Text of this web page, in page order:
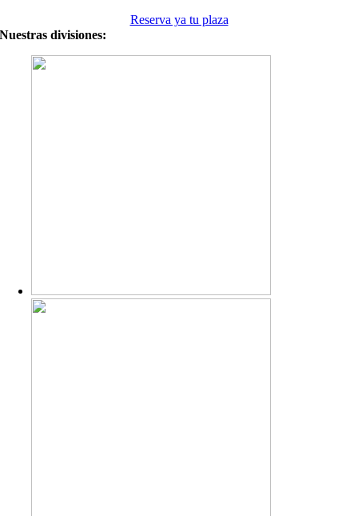
Reserva ya tu plaza
Nuestras divisiones: